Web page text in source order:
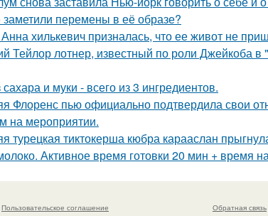
перемены в её образе?
хилькевич призналась, что ее живот не
Тейлор лотнер, известный по роли Джейкоба в
сахара и муки - всего из 3 ингредиентов.
Флоренс пью официально подтвердила свои
на мероприятии.
турецкая тиктокерша кюбра карааслан
Активное время готовки 20 мин + время
Пользовательское соглашение Обратная связь